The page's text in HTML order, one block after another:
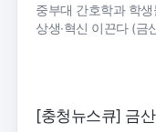
중부대 간호학과 학
상생·혁신 이끈다 (금
[충청뉴스큐] 금